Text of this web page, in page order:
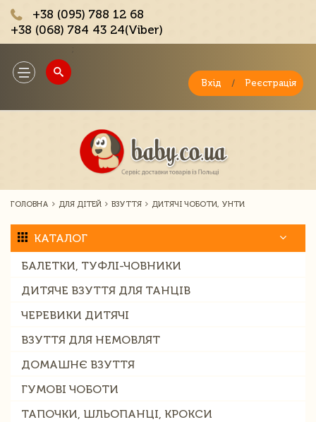
+38 (095) 788 12 68
+38 (068) 784 43 24(Viber)
Toggle
navigation
Вхід / Реєстрація
ГОЛОВНА ДЛЯ ДІТЕЙ ВЗУТТЯ ДИТЯЧІ ЧОБОТИ, УНТИ
КАТАЛОГ
БАЛЕТКИ, ТУФЛІ-ЧОВНИКИ
ДИТЯЧЕ ВЗУТТЯ ДЛЯ ТАНЦІВ
ЧЕРЕВИКИ ДИТЯЧІ
ВЗУТТЯ ДЛЯ НЕМОВЛЯТ
ДОМАШНЄ ВЗУТТЯ
ГУМОВІ ЧОБОТИ
ТАПОЧКИ, ШЛЬОПАНЦІ, КРОКСИ